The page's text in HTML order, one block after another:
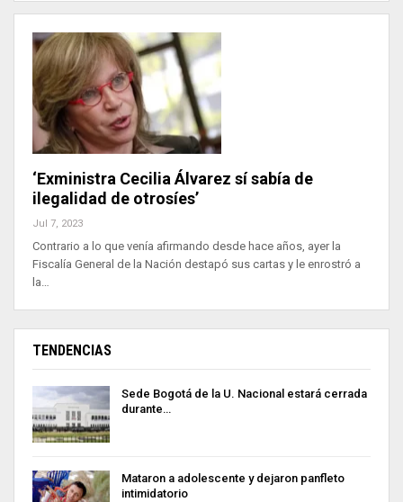
‘Exministra Cecilia Álvarez sí sabía de
ilegalidad de otrosíes’
Jul 7, 2023
Contrario a lo que venía afirmando desde hace años, ayer la
Fiscalía General de la Nación destapó sus cartas y le enrostró a
la…
TENDENCIAS
Sede Bogotá de la U. Nacional estará cerrada
durante…
Mataron a adolescente y dejaron panfleto
intimidatorio